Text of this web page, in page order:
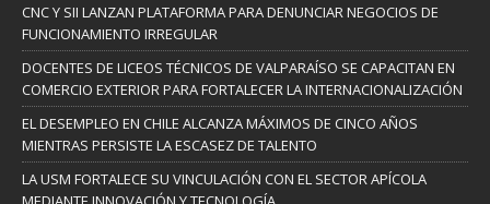
CNC Y SII LANZAN PLATAFORMA PARA DENUNCIAR NEGOCIOS DE
FUNCIONAMIENTO IRREGULAR
DOCENTES DE LICEOS TÉCNICOS DE VALPARAÍSO SE CAPACITAN EN
COMERCIO EXTERIOR PARA FORTALECER LA INTERNACIONALIZACIÓN
EL DESEMPLEO EN CHILE ALCANZA MÁXIMOS DE CINCO AÑOS
MIENTRAS PERSISTE LA ESCASEZ DE TALENTO
LA USM FORTALECE SU VINCULACIÓN CON EL SECTOR APÍCOLA